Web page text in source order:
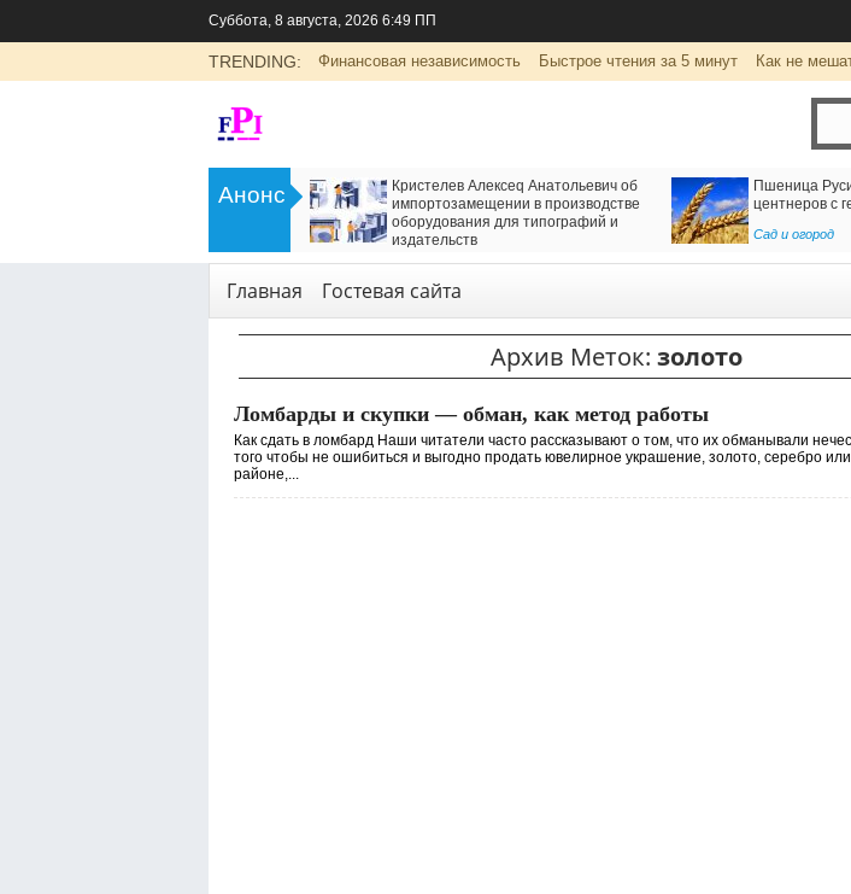
Суббота, 8 августа, 2026 6:49 ПП
TRENDING: Финансовая независимость Быстрое чтения за 5 минут Как не
Анонс
Кристелев Алексеq Анатольевич об
импортозамещении в производстве
оборудования для типографий и
издательств
Пшеница Русия: как
центнеров с гектара
Сад и огород
Главная Гостевая сайта
Архив Меток: золото
Ломбарды и скупки — обман, как метод работы
Как сдать в ломбард Наши читатели часто рассказывают о том, что их обманывали
того чтобы не ошибиться и выгодно продать ювелирное украшение, золото, серебро
районе,...